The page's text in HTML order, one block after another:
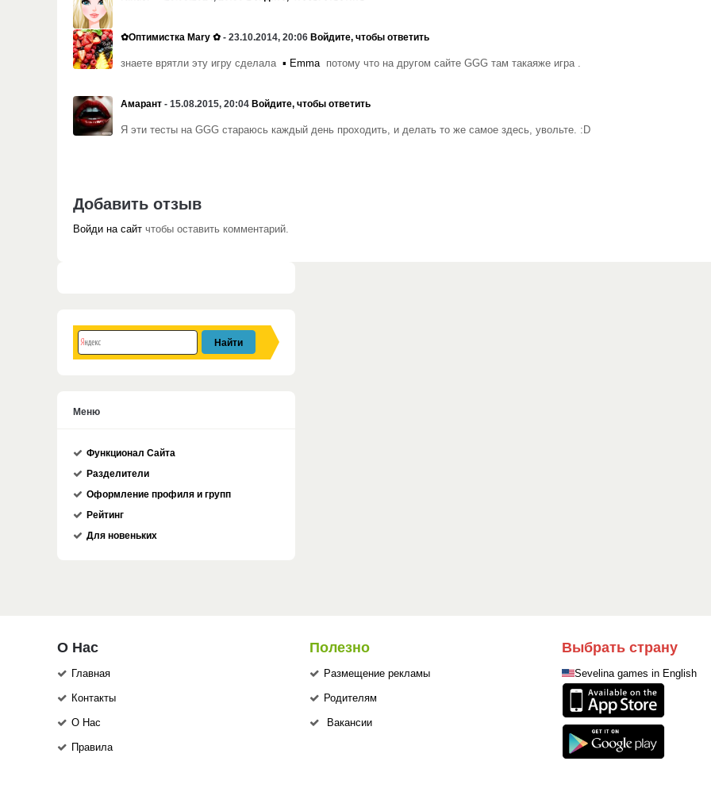
✿Оптимистка Mary ✿ - 23.10.2014, 20:06 Войдите, чтобы ответить
знаете врятли эту игру сделала ▪ Emma потому что на другом сайте GGG там такаяже игра .
Амарант - 15.08.2015, 20:04 Войдите, чтобы ответить
Я эти тесты на GGG стараюсь каждый день проходить, и делать то же самое здесь, увольте. :D
Добавить отзыв
Войди на сайт чтобы оставить комментарий.
Меню
Функционал Сайта
Разделители
Оформление профиля и групп
Рейтинг
Для новеньких
О Нас
Главная
Контакты
О Нас
Правила
Полезно
Размещение рекламы
Родителям
Вакансии
Выбрать страну
Sevelina games in English